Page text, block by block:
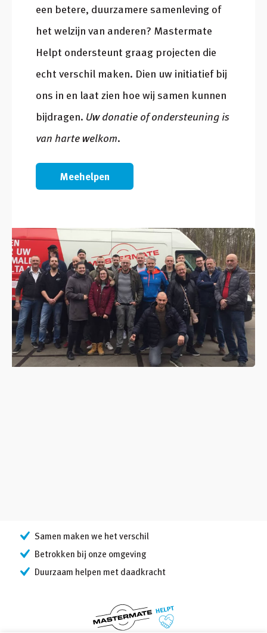
een betere, duurzamere samenleving of
het welzijn van anderen? Mastermate
Helpt ondersteunt graag projecten die
echt verschil maken. Dien uw initiatief bij
ons in en laat zien hoe wij samen kunnen
bijdragen. Uw donatie of ondersteuning is
van harte welkom.
Meehelpen
Samen maken we het verschil
Betrokken bij onze omgeving
Duurzaam helpen met daadkracht